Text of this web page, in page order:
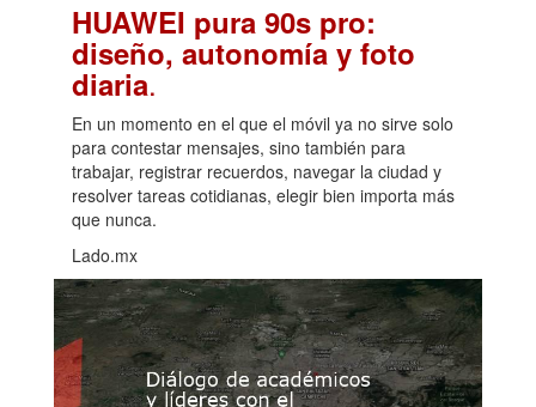
HUAWEI pura 90s pro:
diseño, autonomía y foto
diaria.
En un momento en el que el móvil ya no sirve solo
para contestar mensajes, sino también para
trabajar, registrar recuerdos, navegar la ciudad y
resolver tareas cotidianas, elegir bien importa más
que nunca.
Lado.mx